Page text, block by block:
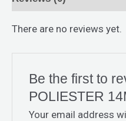
There are no reviews yet.
Be the first to
POLIESTER
Your email address